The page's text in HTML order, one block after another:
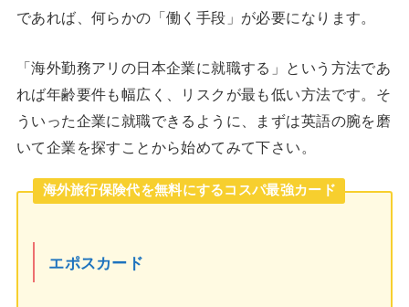
であれば、何らかの「働く手段」が必要になります。
「海外勤務アリの日本企業に就職する」という方法であ
れば年齢要件も幅広く、リスクが最も低い方法です。そ
ういった企業に就職できるように、まずは英語の腕を磨
いて企業を探すことから始めてみて下さい。
海外旅行保険代を無料にするコスパ最強カード
エポスカード